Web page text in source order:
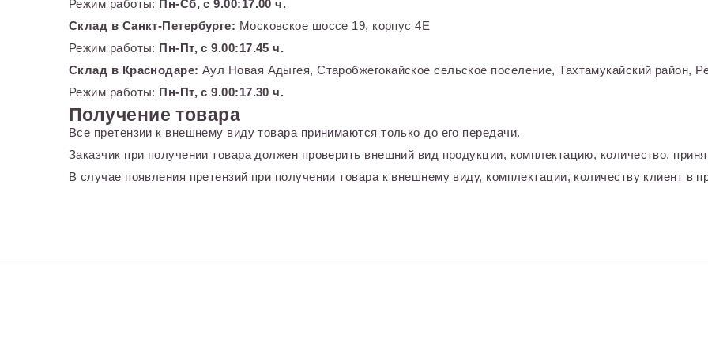
Режим работы: Пн-Сб, с 9.00:17.00 ч.
Склад в Санкт-Петербурге: Московское шоссе 19, корпус 4Е
Режим работы: Пн-Пт, с 9.00:17.45 ч.
Склад в Краснодаре: Аул Новая Адыгея, Старобжегокайское сельское поселение, Тахтамукайский район,
Режим работы: Пн-Пт, с 9.00:17.30 ч.
Получение товара
Все претензии к внешнему виду товара принимаются только до его передачи.
Заказчик при получении товара должен проверить внешний вид продукции, комплектацию, количество,
В случае появления претензий при получении товара к внешнему виду, комплектации, количеству клиент в